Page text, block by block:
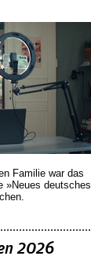
Familie war das
»Neues deutsches
2026